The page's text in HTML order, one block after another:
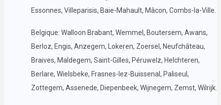
Essonnes, Villeparisis, Baie-Mahault, Mâcon, Combs-la-Ville.
Belgique: Walloon Brabant, Wemmel, Boutersem, Awans,
Berloz, Engis, Anzegem, Lokeren, Zoersel, Neufchâteau,
Braives, Maldegem, Saint-Gilles, Péruwelz, Helchteren,
Berlare, Wielsbeke, Frasnes-lez-Buissenal, Paliseul,
Zottegem, Assenede, Diepenbeek, Wijnegem, Zemst, Wilrijk.